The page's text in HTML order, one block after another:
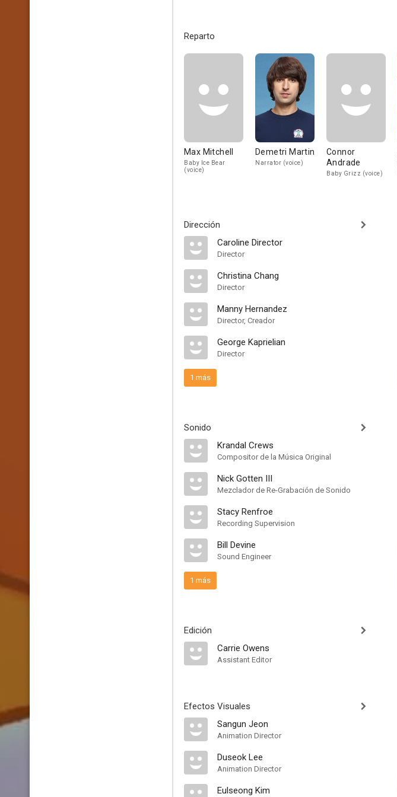
Reparto
Max Mitchell
Baby Ice Bear
(voice)
Demetri Martin
Narrator (voice)
Connor
Andrade
Baby Grizz (voice)
Dirección
Caroline Director
Director
Christina Chang
Director
Manny Hernandez
Director, Creador
George Kaprielian
Director
1 más
Sonido
Krandal Crews
Compositor de la Música Original
Nick Gotten III
Mezclador de Re-Grabación de Sonido
Stacy Renfroe
Recording Supervision
Bill Devine
Sound Engineer
1 más
Edición
Carrie Owens
Assistant Editor
Efectos Visuales
Sangun Jeon
Animation Director
Duseok Lee
Animation Director
Eulseong Kim